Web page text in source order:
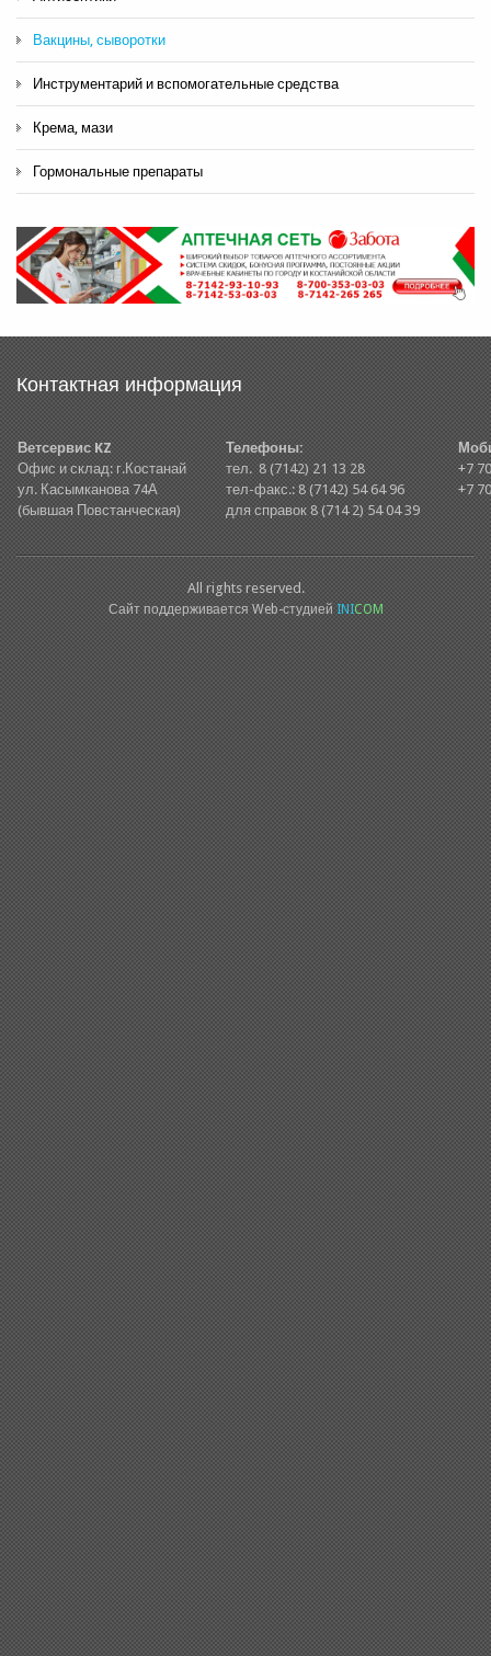
Вакцины, сыворотки
Инструментарий и вспомогательные средства
Крема, мази
Гормональные препараты
Контактная информация
Ветсервис KZ
Офис и склад: г.Костанай
ул. Касымканова 74А
(бывшая Повстанческая)
Телефоны:
тел. 8 (7142) 21 13 28
тел-факс.: 8 (7142) 54 64 96
для справок 8 (714 2) 54 04 39
+7
+7
All rights reserved.
Сайт поддерживается Web-студией INICOM